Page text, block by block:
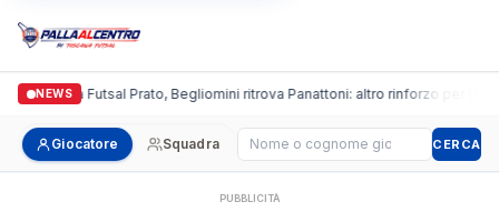
NEWS
Italgronda Futsal Prato, Begliomini ritrova Panattoni: altro rinforzo per i
Giocatore Squadra Cerca giocatore CERCA
PUBBLICITÀ